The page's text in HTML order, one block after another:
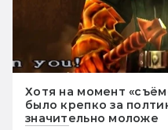
Хотя на момент
было крепко за
значительно моложе